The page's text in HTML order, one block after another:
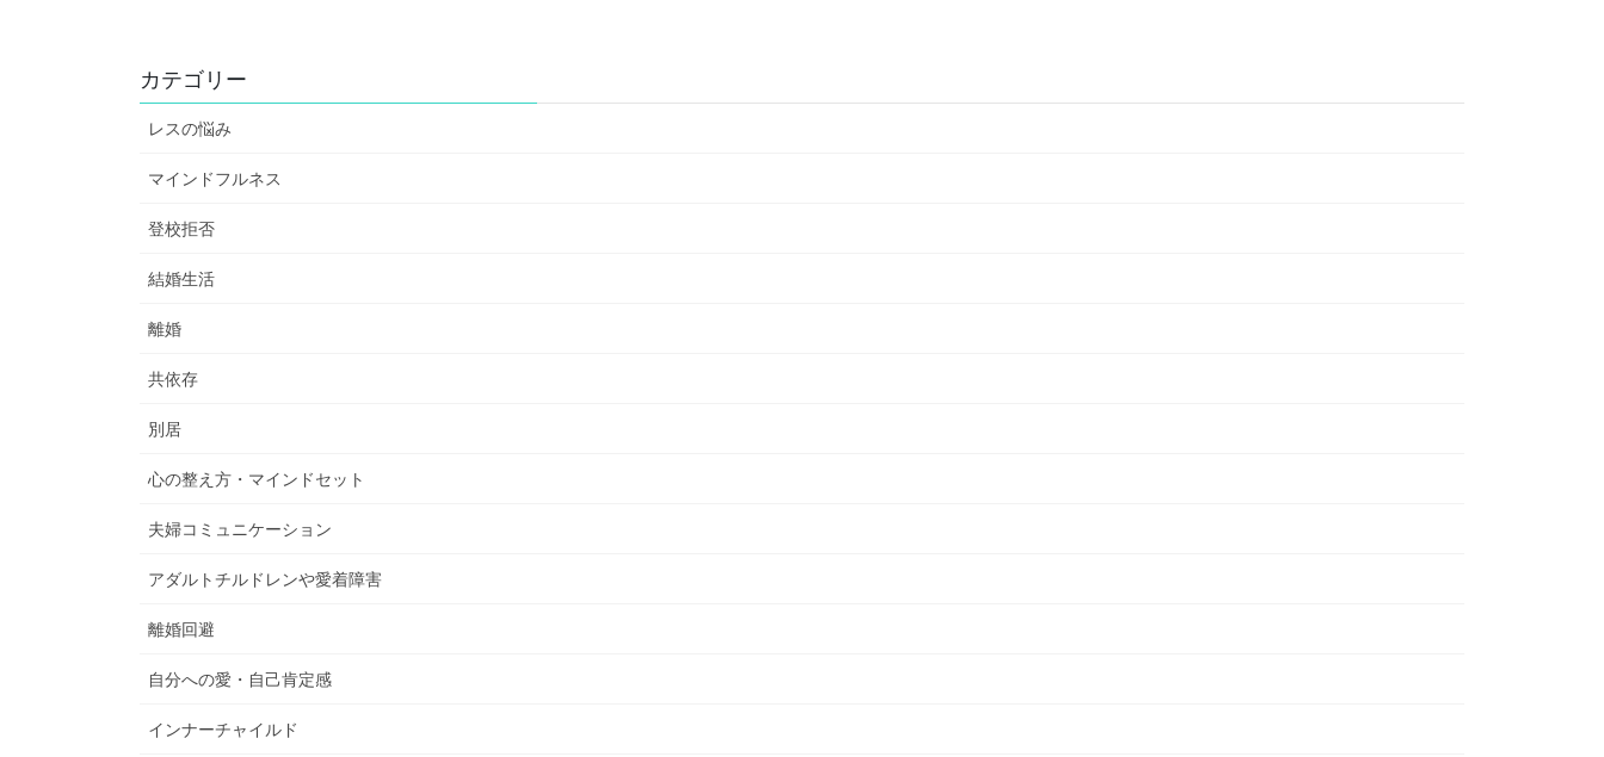
カテゴリー
レスの悩み
マインドフルネス
登校拒否
結婚生活
離婚
共依存
別居
心の整え方・マインドセット
夫婦コミュニケーション
アダルトチルドレンや愛着障害
離婚回避
自分への愛・自己肯定感
インナーチャイルド